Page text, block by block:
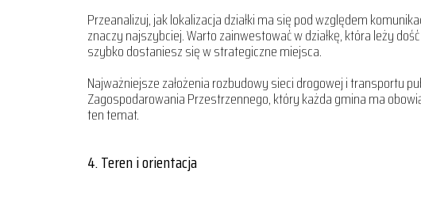
Przeanalizuj, jak lokalizacja działki ma się pod względem
znaczy najszybciej. Warto zainwestować w działkę, która leży
szybko dostaniesz się w strategiczne miejsca.
Najważniejsze założenia rozbudowy sieci drogowej i transportu
Zagospodarowania Przestrzennego, który każda gmina ma
ten temat.
4. Teren i orientacja